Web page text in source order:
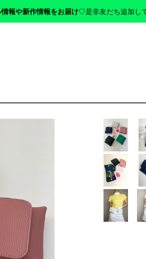
報や新作情報をお届け♡是非友だち追加し